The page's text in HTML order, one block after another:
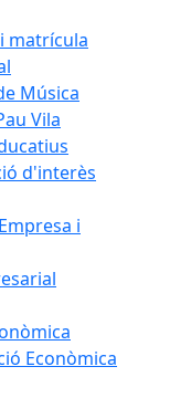
matrícula
Música
Vila
d'interès
i
Econòmica